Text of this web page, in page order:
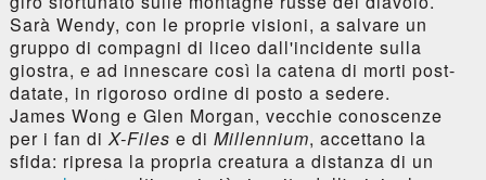
Sarà Wendy, con le proprie visioni, a salvare un
gruppo di compagni di liceo dall'incidente sulla
giostra, e ad innescare così la catena di morti post-
datate, in rigoroso ordine di posto a sedere.
James Wong e Glen Morgan, vecchie conoscenze
per i fan diX-Files e di Millennium, accettano la
sfida: ripresa la propria creatura a distanza di un